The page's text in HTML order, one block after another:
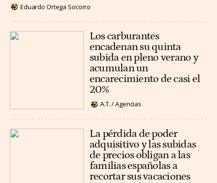
Eduardo Ortega Socorro
Los carburantes
encadenan su quinta
subida en pleno verano y
acumulan un
encarecimiento de casi el
20%
A.T. / Agencias
La pérdida de poder
adquisitivo y las subidas
de precios obligan a las
familias españolas a
recortar sus vacaciones